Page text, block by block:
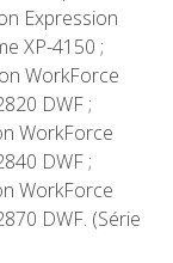
Expression
XP-4150 ;
WorkForce
DWF ;
WorkForce
DWF ;
WorkForce
DWF. (Série